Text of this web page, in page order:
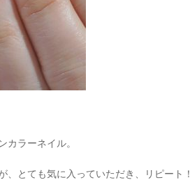
カラーネイル。
、とても気に入っていただき、リピート！